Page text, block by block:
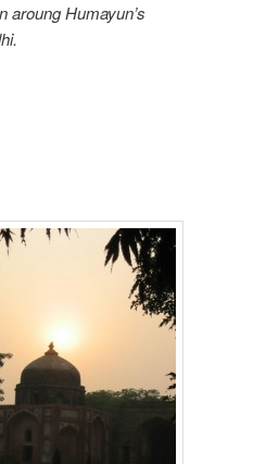
aroung Humayun’s